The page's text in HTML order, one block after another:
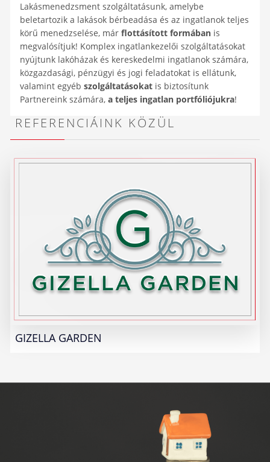
Lakásmenedzsment szolgáltatásunk, amelybe
beletartozik a lakások bérbeadása és az ingatlanok teljes
körű menedzselése, már flottásított formábanis
megvalósítjuk! Komplex ingatlankezelői szolgáltatásokat
nyújtunk lakóházak és kereskedelmi ingatlanok számára,
közgazdasági, pénzügyi és jogi feladatokat is ellátunk,
valamint egyéb szolgáltatásokatis biztosítunk
Partnereink számára,a teljes ingatlan portfóliójukra!
REFERENCIÁINK KÖZÜL
GIZELLA GARDEN